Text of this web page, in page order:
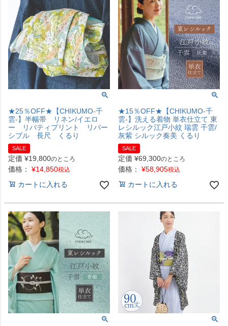
★25％OFF★【CHIKUMO-千
雲-】半幅帯 リネン/イエロ
ー リバティプリント リバー
シブル 長尺 くるり
SALE
定価 ¥19,800のところ
価格： ¥14,850税込
カートに入れる
★15％OFF★【CHIKUMO-千
雲-】洗える着物 単衣仕立て 東
レシルック江戸小紋 瑞雲 千雲/
灰紫 シルック奏美 くるり
SALE
定価 ¥69,300のところ
価格： ¥58,905税込
カートに入れる